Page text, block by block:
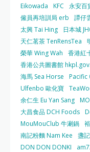
Eikowada
KFC 永安百
僱員再培訓局 erb
譚仔
太興 Tai Hing
日本城
天仁茗茶 TenRensTea
榮華 Wing Wah
香港紅
香港公共圖書館
海馬 Sea Horse
Pacific
Ulfenbo 歐化寶
余仁生 Eu Yan Sang
大昌食品 DCH Foods
MouMouClub 牛涮鍋
南記粉麵 Nam Kee
盞
DON DON DONKI